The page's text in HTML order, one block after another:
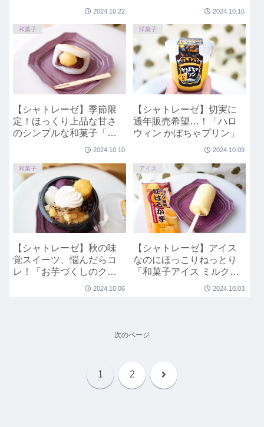
2024.10.22
ン ショコラキャラメルロ
2024.10.16
和菓子
【シャトレーゼ】季節限
定！ほっくり上品な甘さ
のシンプルな和菓子「栗
2024.10.10
洋菓子
【シャトレーゼ】切実に
通年販売希望…！「ハロ
ウィン かぼちゃプリン」
2024.10.09
和菓子
【シャトレーゼ】秋の味
覚スイーツ、悩んだらコ
レ！「お芋づくしのクリ
2024.10.06
アイス
【シャトレーゼ】アイス
なのにほっこりねっとり
「和菓子アイス ミルク饅
頭 紅はるか芋」
2024.10.03
次のページ
1 2 次